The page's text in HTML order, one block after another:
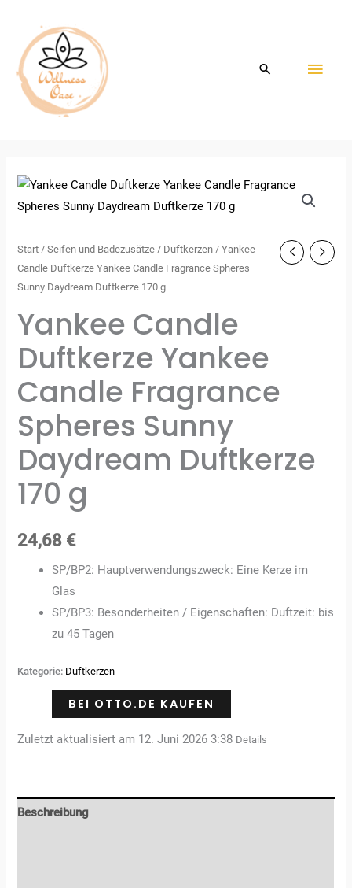
springen
Start /Seifen und Badezusätze / Duftkerzen / Yankee
Candle Duftkerze Yankee Candle Fragrance Spheres
Sunny Daydream Duftkerze 170 g
Yankee Candle
Duftkerze Yankee
Candle Fragrance
Spheres Sunny
Daydream Duftkerze
170 g
24,68 €
SP/BP2: Hauptverwendungszweck: Eine Kerze im
Glas
SP/BP3: Besonderheiten / Eigenschaften: Duftzeit: bis
zu 45 Tagen
Kategorie: Duftkerzen
BEI OTTO.DE KAUFEN
Zuletzt aktualisiert am 12. Juni 2026 3:38 Details
Beschreibung